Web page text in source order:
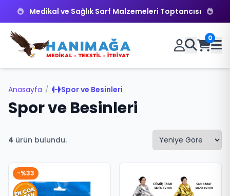
Medikal ve Sağlık Sarf Malzemeleri Toptancısı
0
Anasayfa / Spor ve Besinleri
Spor ve Besinleri
4 ürün bulundu.
-%33